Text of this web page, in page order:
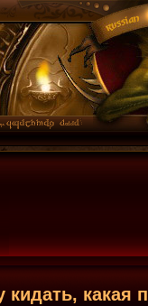
кидать, какая